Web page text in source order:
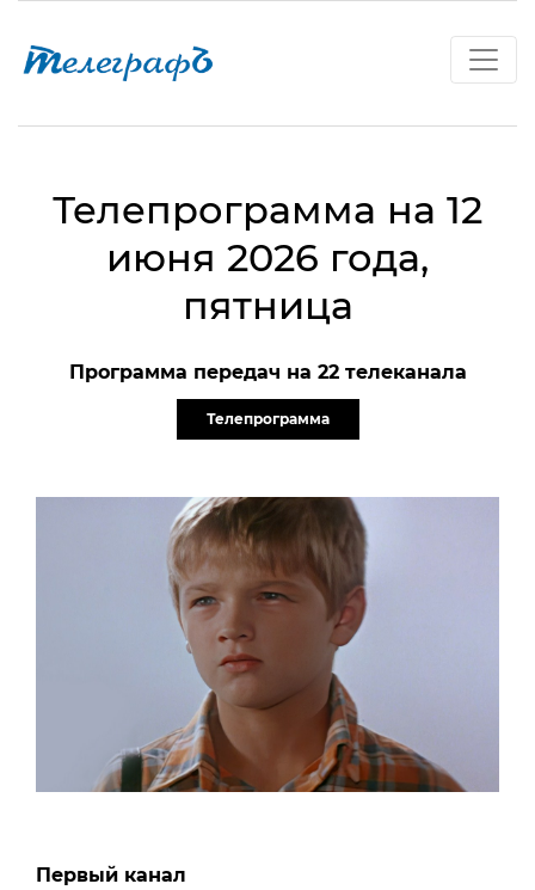
Телепрограмма на 12
июня 2026 года,
пятница
Программа передач на 22 телеканала
Телепрограмма
Первый канал